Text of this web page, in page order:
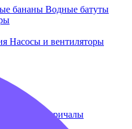
бананы Водные батуты
Насосы и вентиляторы
Понтоны и причалы